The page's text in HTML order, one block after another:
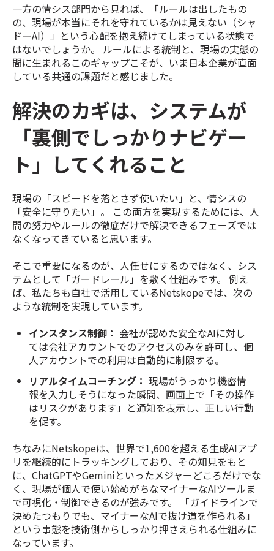
一方の情シス部門から見れば、「ルールは出したもの
の、現場が本当にそれを守れているかは見えない（シャ
ドーAI）」という心配を抱え続けてしまっている状態で
はないでしょうか。 ルールによる統制と、現場の実態の
間に生まれるこのギャップこそが、いま日本企業が直面
している共通の課題だと感じました。
解決のカギは、システムが
「裏側でしっかりナビゲー
ト」してくれること
現場の「スピードを落とさず使いたい」と、情シスの
「安全に守りたい」。 この両方を実現するためには、人
間の努力やルールの徹底だけで解決できるフェーズでは
なくなってきていると思います。
そこで重要になるのが、人任せにするのではなく、シス
テムとして「ガードレール」を敷く仕組みです。 例え
ば、私たちも自社で活用しているNetskopeでは、次の
ような統制を実現しています。
インスタンス制御： 会社が認めた安全なAIに対し
ては会社アカウントでのアクセスのみを許可し、個
人アカウントでの利用は自動的に制限する。
リアルタイムコーチング： 現場がうっかり機密情
報を入力しそうになった瞬間、画面上で「その操作
はリスクがあります」と通知を表示し、正しい行動
を促す。
ちなみにNetskopeは、世界で1,600を超える生成AIアプ
リを継続的にトラッキングしており、その知見をもと
に、ChatGPTやGeminiといったメジャーどころだけでな
く、現場が個人で使い始めがちなマイナーなAIツールま
で可視化・制御できるのが強みです。 「ガイドラインで
決めたつもりでも、マイナーなAIで抜け道を作られる」
という事態を技術側からしっかり押さえられる仕組みに
なっています。